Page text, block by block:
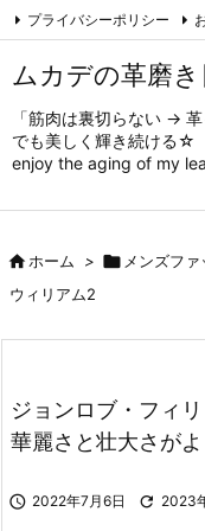
ムカデの革磨
「筋肉は裏切らない →
でも美しく輝き続ける
enjoy the aging of my
プライバシーポリシー
ムカデの趣味
ホーム >  メンズフ
ウィリアム2
ジョンロブ・フィ
華麗さと壮大さがよ
 2022年7月6日  2023